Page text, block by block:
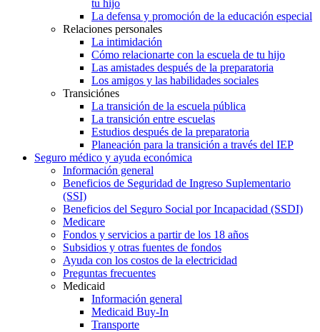
tu hijo
La defensa y promoción de la educación especial
Relaciones personales
La intimidación
Cómo relacionarte con la escuela de tu hijo
Las amistades después de la preparatoria
Los amigos y las habilidades sociales
Transiciónes
La transición de la escuela pública
La transición entre escuelas
Estudios después de la preparatoria
Planeación para la transición a través del IEP
Seguro médico y ayuda económica
Información general
Beneficios de Seguridad de Ingreso Suplementario
(SSI)
Beneficios del Seguro Social por Incapacidad (SSDI)
Medicare
Fondos y servicios a partir de los 18 años
Subsidios y otras fuentes de fondos
Ayuda con los costos de la electricidad
Preguntas frecuentes
Medicaid
Información general
Medicaid Buy-In
Transporte